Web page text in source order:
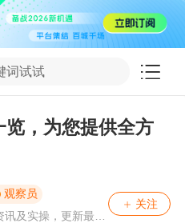
词试试
览，为您提供全方
观察员
及实操，更新最新
关注